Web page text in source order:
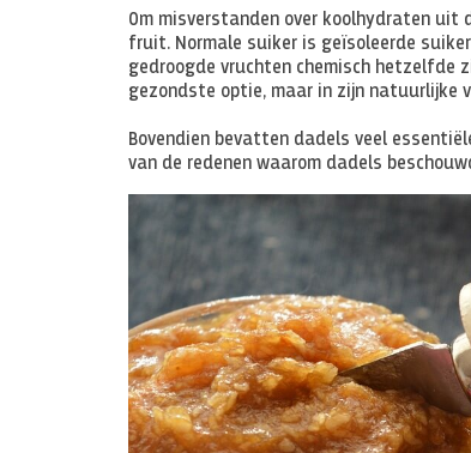
Om misverstanden over koolhydraten uit
fruit. Normale suiker is geïsoleerde
gedroogde vruchten chemisch hetzelfde
gezondste optie, maar in zijn natuurlijke
Bovendien bevatten dadels veel
van de redenen waarom dadels